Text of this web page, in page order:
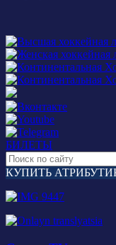
БИЛЕТЫ
КУПИТЬ